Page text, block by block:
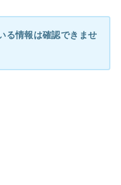
る情報は確認できませ